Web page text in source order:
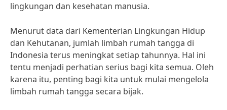
lingkungan dan kesehatan manusia.
Menurut data dari Kementerian Lingkungan Hidup
dan Kehutanan, jumlah limbah rumah tangga di
Indonesia terus meningkat setiap tahunnya. Hal ini
tentu menjadi perhatian serius bagi kita semua. Oleh
karena itu, penting bagi kita untuk mulai mengelola
limbah rumah tangga secara bijak.